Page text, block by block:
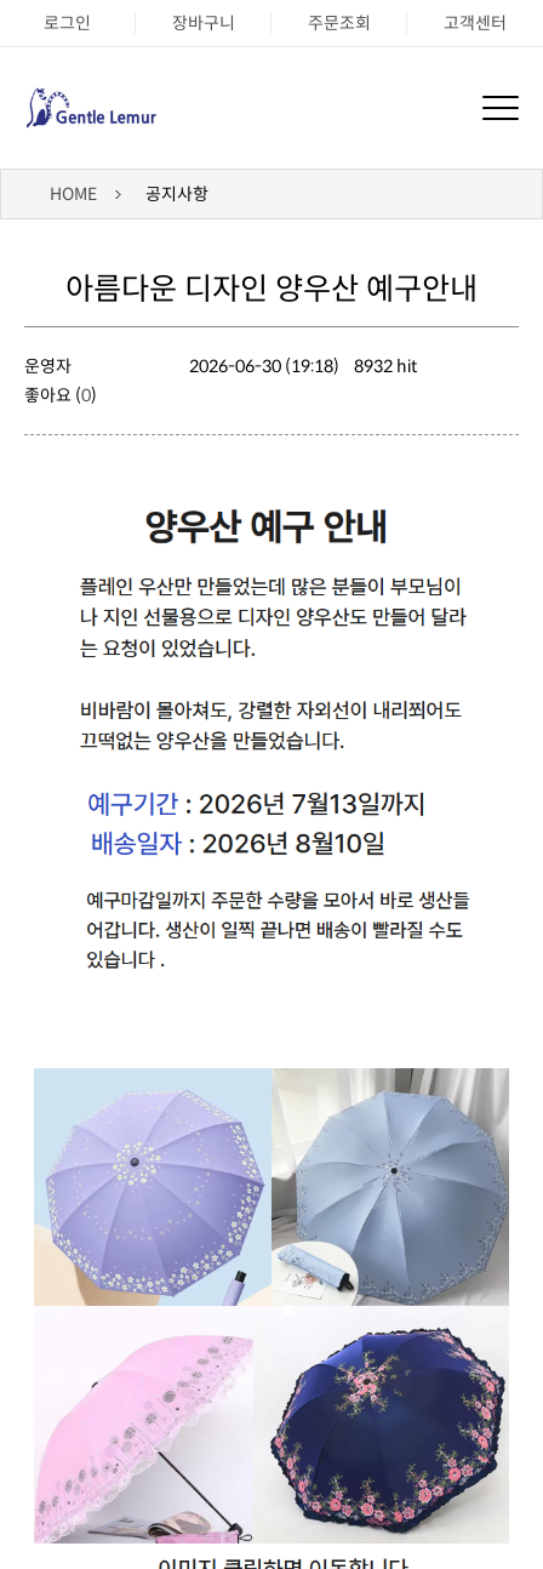
로그인 장바구니 주문조회 고객센터
HOME 공지사항
아름다운 디자인 양우산 예구안내
운영자 2026-06-30 (19:18)
8932 hit
좋아요 (0)